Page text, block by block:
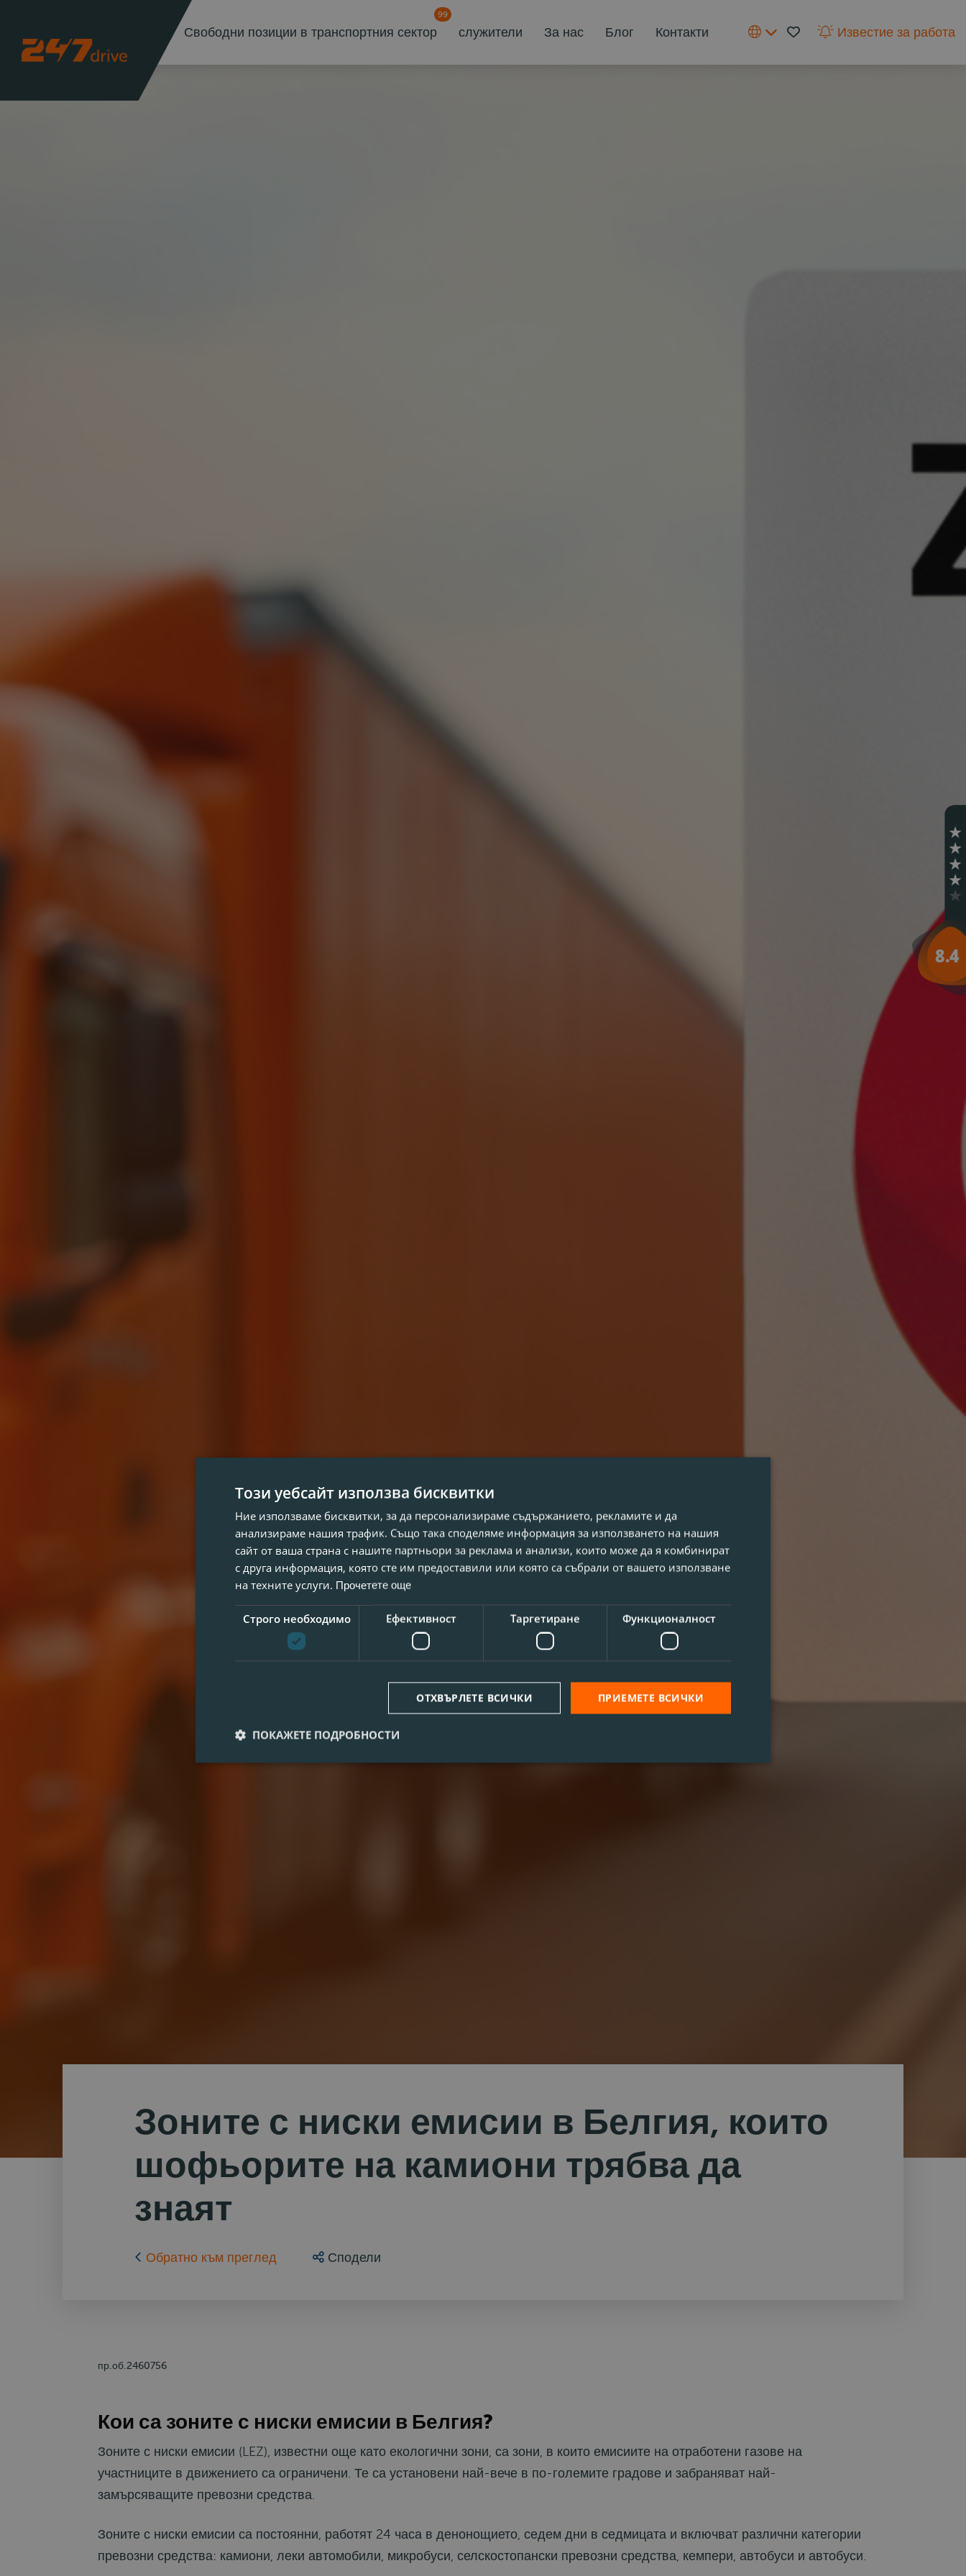
Свободни позиции в транспортния сектор
99
служители За нас Блог Контакти Известие за работа
Зоните с ниски емисии в Белгия, които
шофьорите на камиони трябва да
знаят
Обратно към преглед Сподели
пр.об.2460756
Кои са зоните с ниски емисии в Белгия?
Зоните с ниски емисии (LEZ), известни още като екологични зони, са зони, в които емисиите на отработени газове на
участниците в движението са ограничени. Те са установени най-вече в по-големите градове и забраняват най-
замърсяващите превозни средства.
Зоните с ниски емисии са постоянни, работят 24 часа в денонощието, седем дни в седмицата и включват различни категории
превозни средства: камиони, леки автомобили, микробуси, селскостопански превозни средства, кемпери, автобуси и автобуси.
Този уебсайт използва бисквитки
Ние използваме бисквитки, за да персонализираме съдържанието, рекламите и да
анализираме нашия трафик. Също така споделяме информация за използването на нашия
сайт от ваша страна с нашите партньори за реклама и анализи, които може да я комбинират
с друга информация, която сте им предоставили или която са събрали от вашето използване
на техните услуги. Прочетете още
Строго необходимо Ефективност Таргетиране Функционалност
ПРИЕМЕТЕ ВСИЧКИ
ОТХВЪРЛЕТЕ ВСИЧКИ
ПОКАЖЕТЕ ПОДРОБНОСТИ